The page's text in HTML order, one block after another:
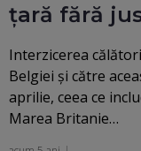
țară fără
Interzicerea
Belgiei şi către
aprilie, ceea ce
Marea Britanie…